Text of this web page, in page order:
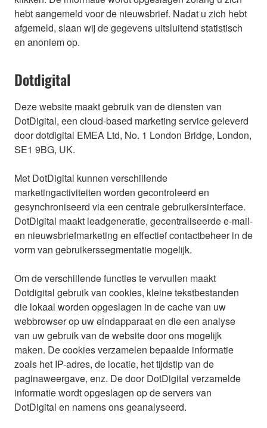
hebt aangemeld voor de nieuwsbrief. Nadat u zich hebt
afgemeld, slaan wij de gegevens uitsluitend statistisch
en anoniem op.
Dotdigital
Deze website maakt gebruik van de diensten van
DotDigital, een cloud-based marketing service geleverd
door dotdigital EMEA Ltd, No. 1 London Bridge, London,
SE1 9BG, UK.
Met DotDigital kunnen verschillende
marketingactiviteiten worden gecontroleerd en
gesynchroniseerd via een centrale gebruikersinterface.
DotDigital maakt leadgeneratie, gecentraliseerde e-mail-
en nieuwsbriefmarketing en effectief contactbeheer in de
vorm van gebruikerssegmentatie mogelijk.
Om de verschillende functies te vervullen maakt
Dotdigital gebruik van cookies, kleine tekstbestanden
die lokaal worden opgeslagen in de cache van uw
webbrowser op uw eindapparaat en die een analyse
van uw gebruik van de website door ons mogelijk
maken. De cookies verzamelen bepaalde informatie
zoals het IP-adres, de locatie, het tijdstip van de
paginaweergave, enz. De door DotDigital verzamelde
informatie wordt opgeslagen op de servers van
DotDigital en namens ons geanalyseerd.